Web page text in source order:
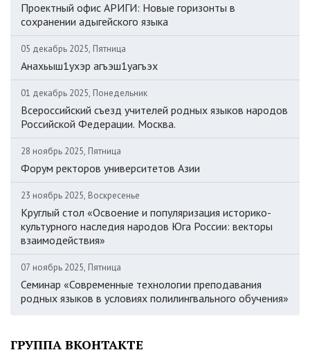
Проектный офис АРИГИ: Новые горизонты в
сохранении адыгейского языка
05 декабрь 2025, Пятница
Анахьыш1ухэр агъэш1уагъэх
01 декабрь 2025, Понедельник
Всероссийский съезд учителей родных языков народов
Российской Федерации. Москва.
28 ноябрь 2025, Пятница
Форум ректоров университетов Азии
23 ноябрь 2025, Воскресенье
Круглый стол «Освоение и популяризация историко-
культурного наследия народов Юга России: векторы
взаимодействия»
07 ноябрь 2025, Пятница
Семинар «Современные технологии преподавания
родных языков в условиях полилингвального обучения»
ГРУППА ВКОНТАКТЕ